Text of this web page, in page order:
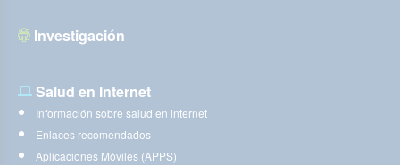
Investigación
Salud en Internet
Información sobre salud en internet
Enlaces recomendados
Aplicaciones Móviles (APPS)